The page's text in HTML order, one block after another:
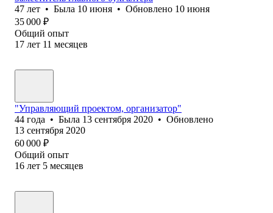
47 лет • Была 10 июня • Обновлено 10 июня
35 000 ₽
Общий опыт
17 лет 11 месяцев
"Управляющий проектом, организатор"
44 года • Была 13 сентября 2020 • Обновлено
13 сентября 2020
60 000 ₽
Общий опыт
16 лет 5 месяцев